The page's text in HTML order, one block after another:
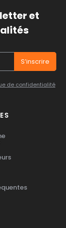
et
de confidentialité